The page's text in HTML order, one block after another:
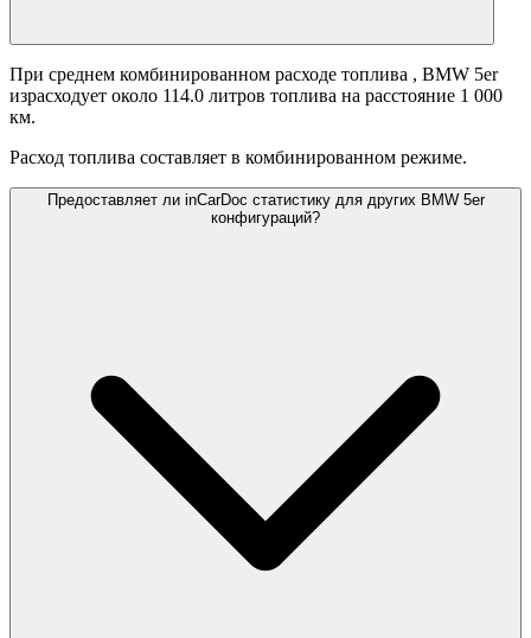
При среднем комбинированном расходе топлива , BMW 5er
израсходует около 114.0 литров топлива на расстояние 1 000
км.
Расход топлива составляет в комбинированном режиме.
Предоставляет ли inCarDoc статистику для других BMW 5er
конфигураций?